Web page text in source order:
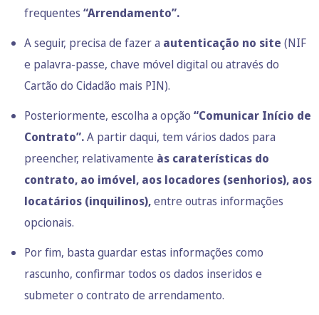
frequentes “Arrendamento”.
A seguir, precisa de fazer a autenticação no site (NIF
e palavra-passe, chave móvel digital ou através do
Cartão do Cidadão mais PIN).
Posteriormente, escolha a opção “Comunicar Início de
Contrato”.A partir daqui, tem vários dados para
preencher, relativamente às caraterísticas do
contrato, ao imóvel, aos locadores (senhorios), aos
locatários (inquilinos),entre outras informações
opcionais.
Por fim, basta guardar estas informações como
rascunho, confirmar todos os dados inseridos e
submeter o contrato de arrendamento.